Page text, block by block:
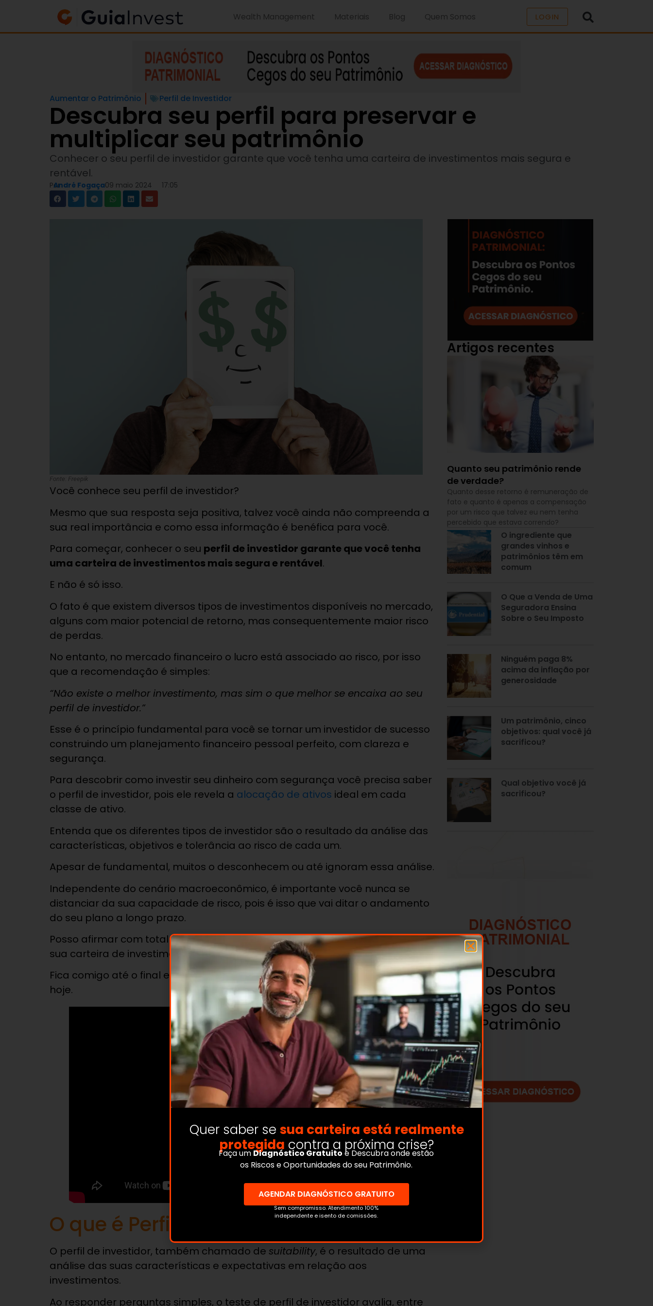
Wealth Management Materiais Blog Quem Somos LOGIN
Aumentar o Patrimônio Perfil de Investidor
Descubra seu perfil para preservar e
multiplicar seu patrimônio
Conhecer o seu perfil de investidor garante que você tenha uma carteira de investimentos mais segura e
rentável.
Por
André Fogaça09 maio 2024 17:05
Fonte: Freepik
Você conhece seu perfil de investidor?
Mesmo que sua resposta seja positiva, talvez você ainda não compreenda a
sua real importância e como essa informação é benéfica para você.
Para começar, conhecer o seu perfil de investidor garante que você tenha
uma carteira de investimentos mais segura e rentável.
E não é só isso.
O fato é que existem diversos tipos de investimentos disponíveis no mercado,
alguns com maior potencial de retorno, mas consequentemente maior risco
de perdas.
No entanto, no mercado financeiro o lucro está associado ao risco, por isso
que a recomendação é simples:
“Não existe o melhor investimento, mas sim o que melhor se encaixa ao seu
perfil de investidor.”
Esse é o princípio fundamental para você se tornar um investidor de sucesso
construindo um planejamento financeiro pessoal perfeito, com clareza e
segurança.
Para descobrir como investir seu dinheiro com segurança você precisa saber
o perfil de investidor, pois ele revela a alocação de ativos ideal em cada
classe de ativo.
Entenda que os diferentes tipos de investidor são o resultado da análise das
características, objetivos e tolerância ao risco de cada um.
Apesar de fundamental, muitos o desconhecem ou até ignoram essa análise.
Independente do cenário macroeconômico, é importante você nunca se
distanciar da sua capacidade de risco, pois é isso que vai ditar o andamento
do seu plano a longo prazo.
Posso afirmar com total segurança, conhecer o seu perfil e alinhá-lo com a
sua carteira de investimentos é essencial em qualquer momento econômico.
Fica comigo até o final e descubra onde investir melhor o seu dinheiro ainda
hoje.
O que é Perfil de Investidor
O perfil de investidor, também chamado de suitability, é o resultado de uma
análise das suas características e expectativas em relação aos
investimentos.
Ao responder perguntas simples, o teste de perfil de investidor avalia, entre
Artigos recentes
Quanto seu patrimônio rende
de verdade?
Quanto desse retorno é remuneração de
fato e quanto é apenas a compensação
por um risco que talvez eu nem tenha
percebido que estava correndo?
O ingrediente que
grandes vinhos e
patrimônios têm em
comum
O Que a Venda de Uma
Seguradora Ensina
Sobre o Seu Imposto
Ninguém paga 8%
acima da inflação por
generosidade
Um patrimônio, cinco
objetivos: qual você já
sacrificou?
Qual objetivo você já
sacrificou?
Quer saber se sua carteira está realmente
protegida contra a próxima crise?
Faça um Diagnóstico Gratuito e Descubra onde estão
os Riscos e Oportunidades do seu Patrimônio.
AGENDAR DIAGNÓSTICO GRATUITO
Sem compromisso. Atendimento 100%
independente e isento de comissões.